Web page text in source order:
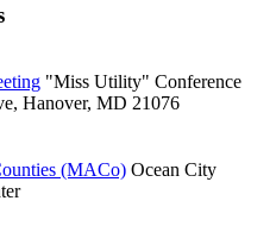
"Miss Utility" Conference
Hanover, MD 21076
(MACo) Ocean City